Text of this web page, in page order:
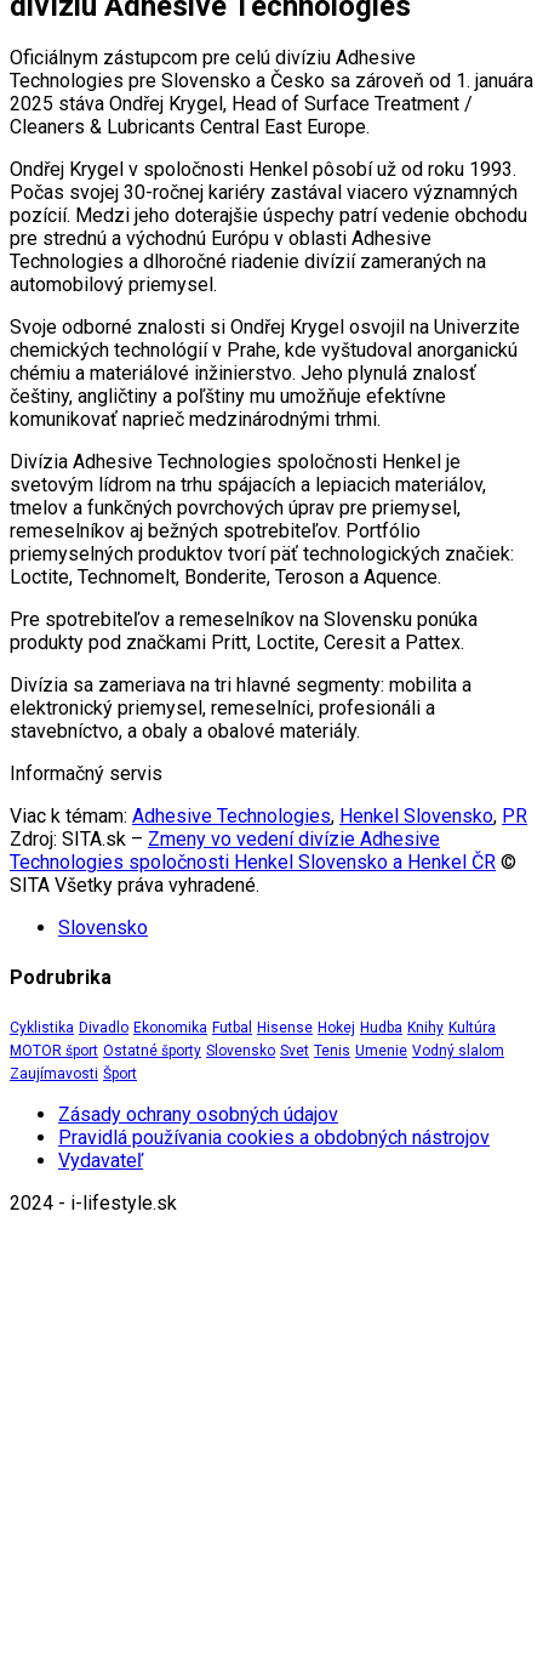
Oficiálnym zástupcom pre celú divíziu Adhesive
Technologies pre Slovensko a Česko sa zároveň od 1. januára
2025 stáva Ondřej Krygel, Head of Surface Treatment /
Cleaners & Lubricants Central East Europe.
Ondřej Krygel v spoločnosti Henkel pôsobí už od roku 1993.
Počas svojej 30-ročnej kariéry zastával viacero významných
pozícií. Medzi jeho doterajšie úspechy patrí vedenie obchodu
pre strednú a východnú Európu v oblasti Adhesive
Technologies a dlhoročné riadenie divízií zameraných na
automobilový priemysel.
Svoje odborné znalosti si Ondřej Krygel osvojil na Univerzite
chemických technológií v Prahe, kde vyštudoval anorganickú
chémiu a materiálové inžinierstvo. Jeho plynulá znalosť
češtiny, angličtiny a poľštiny mu umožňuje efektívne
komunikovať naprieč medzinárodnými trhmi.
Divízia Adhesive Technologies spoločnosti Henkel je
svetovým lídrom na trhu spájacích a lepiacich materiálov,
tmelov a funkčných povrchových úprav pre priemysel,
remeselníkov aj bežných spotrebiteľov. Portfólio
priemyselných produktov tvorí päť technologických značiek:
Loctite, Technomelt, Bonderite, Teroson a Aquence.
Pre spotrebiteľov a remeselníkov na Slovensku ponúka
produkty pod značkami Pritt, Loctite, Ceresit a Pattex.
Divízia sa zameriava na tri hlavné segmenty: mobilita a
elektronický priemysel, remeselníci, profesionáli a
stavebníctvo, a obaly a obalové materiály.
Informačný servis
Viac k témam: Adhesive Technologies, Henkel Slovensko, PR
Zdroj: SITA.sk – Zmeny vo vedení divízie Adhesive
Technologies spoločnosti Henkel Slovensko a Henkel ČR ©
SITA Všetky práva vyhradené.
Slovensko
Podrubrika
Cyklistika Divadlo Ekonomika Futbal Hisense Hokej Hudba Knihy Kultúra
MOTOR šport Ostatné športy Slovensko Svet Tenis Umenie Vodný slalom
Zaujímavosti Šport
Zásady ochrany osobných údajov
Pravidlá používania cookies a obdobných nástrojov
Vydavateľ
2024 - i-lifestyle.sk